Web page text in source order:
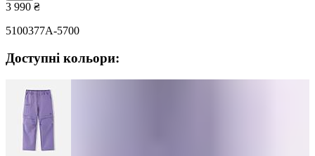
3 990 ₴
5100377A-5700
Доступні кольори: